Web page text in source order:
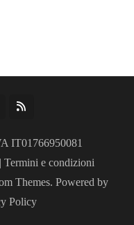
IT01766950081
| Termini e condizioni
Themes. Powered by
Policy